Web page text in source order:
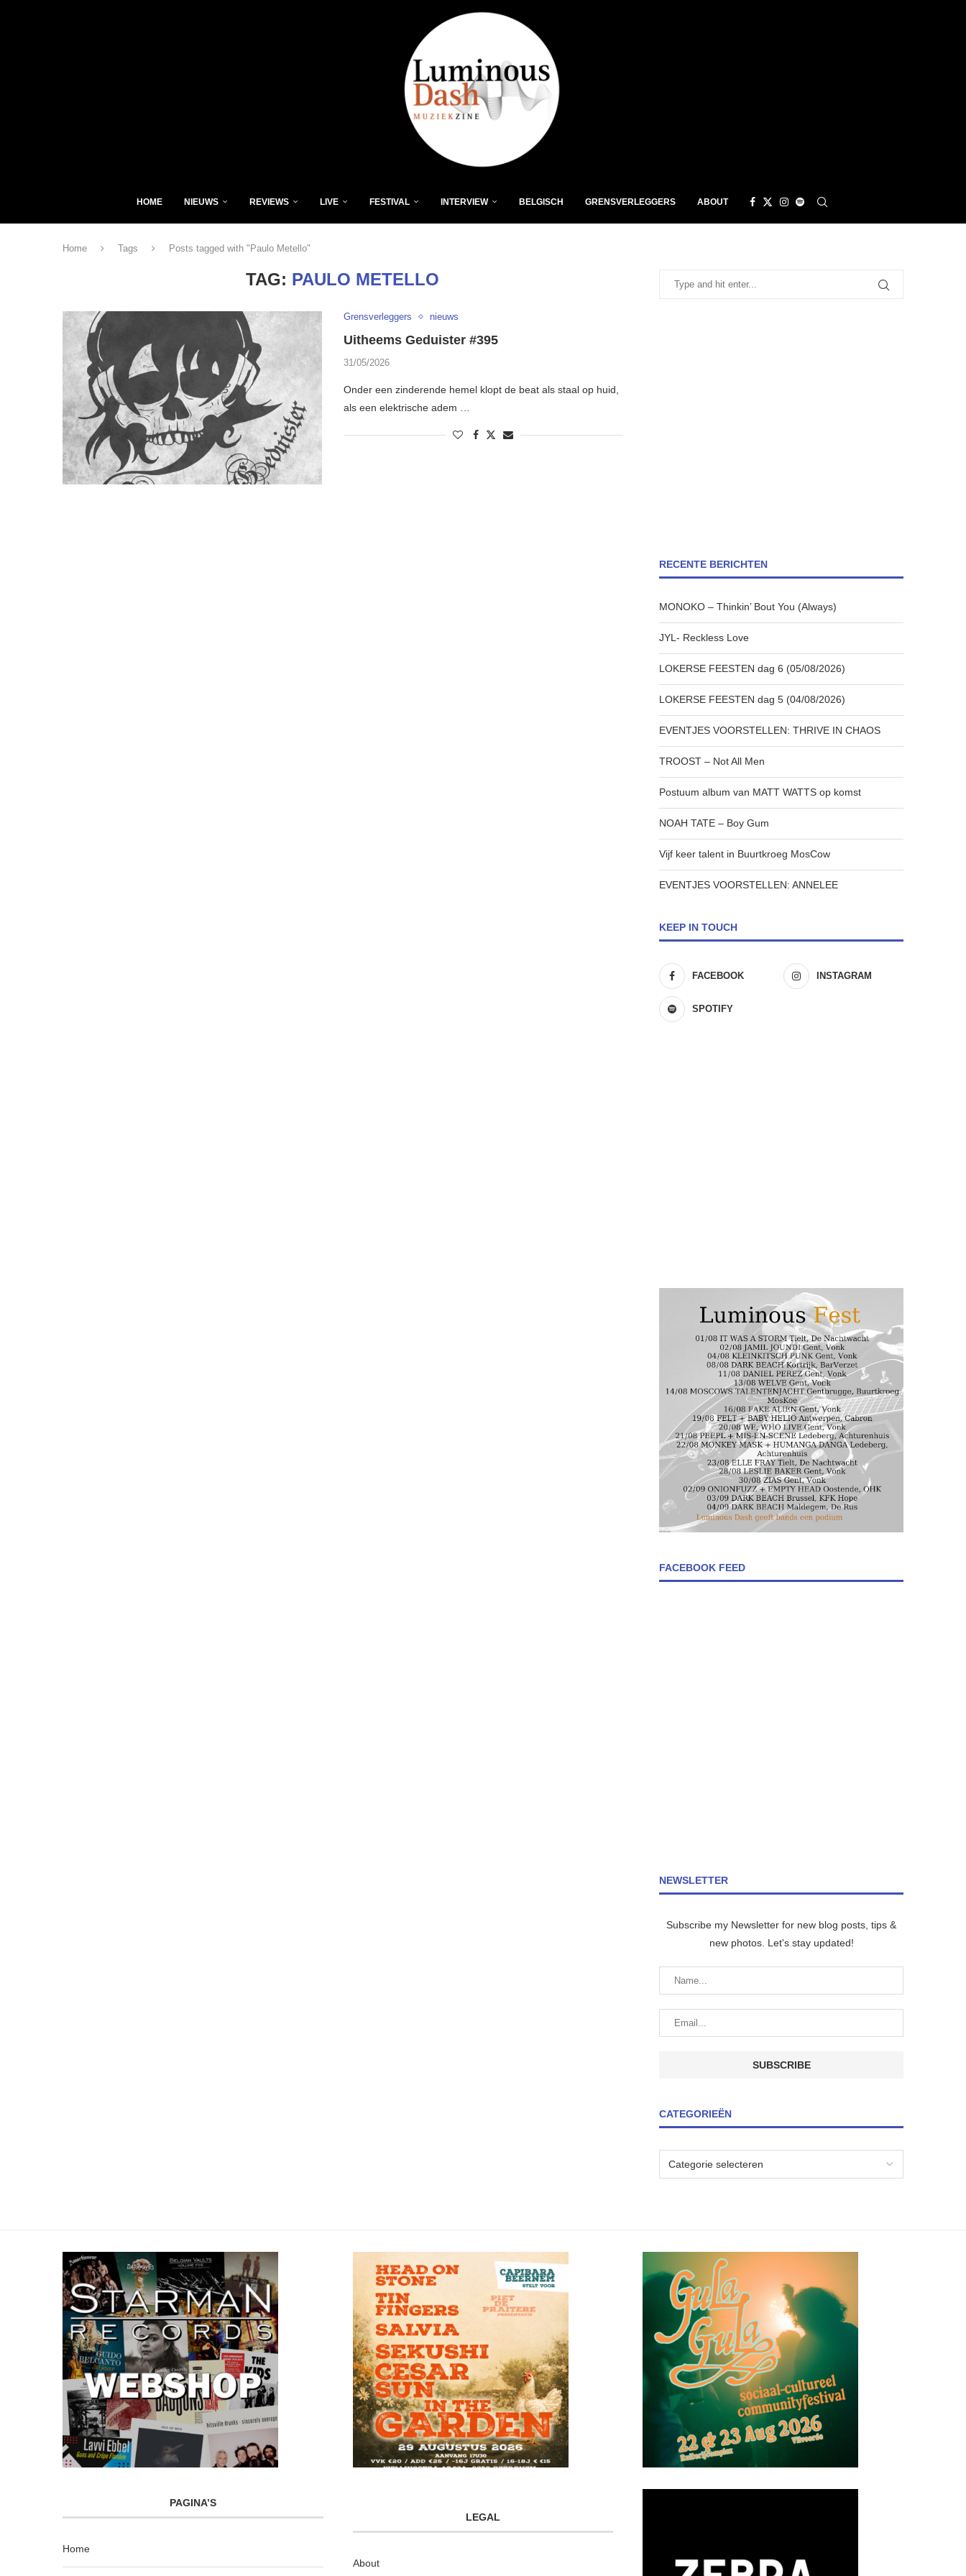
HOME NIEUWS REVIEWS LIVE FESTIVAL INTERVIEW BELGISCH GRENSVERLEGGERS ABOUT
Home Tags Posts tagged with "Paulo Metello"
TAG: PAULO METELLO
Grensverleggers nieuws
Uitheems Geduister #395
31/05/2026
Onder een zinderende hemel klopt de beat als staal op huid,
als een elektrische adem …
RECENTE BERICHTEN
MONOKO – Thinkin’ Bout You (Always)
JYL- Reckless Love
LOKERSE FEESTEN dag 6 (05/08/2026)
LOKERSE FEESTEN dag 5 (04/08/2026)
EVENTJES VOORSTELLEN: THRIVE IN CHAOS
TROOST – Not All Men
Postuum album van MATT WATTS op komst
NOAH TATE – Boy Gum
Vijf keer talent in Buurtkroeg MosCow
EVENTJES VOORSTELLEN: ANNELEE
KEEP IN TOUCH
FACEBOOK INSTAGRAM
SPOTIFY
FACEBOOK FEED
NEWSLETTER
Subscribe my Newsletter for new blog posts, tips &
new photos. Let's stay updated!
CATEGORIEËN
PAGINA’S
Home
LEGAL
About